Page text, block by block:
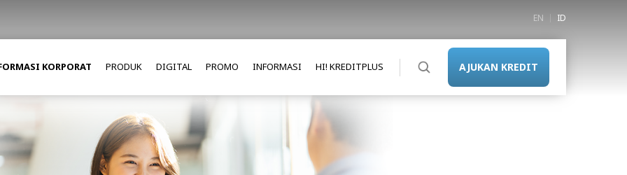
EN ID
KORPORAT PRODUK DIGITAL PROMO INFORMASI HI! KREDITPLUS AJUKAN KREDIT